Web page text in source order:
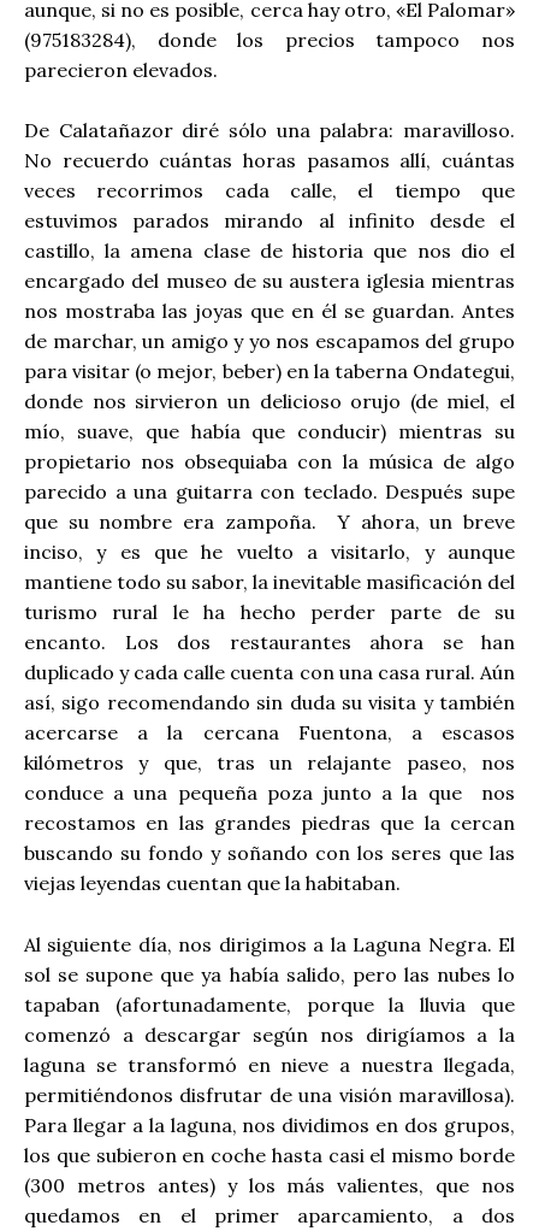
aunque, si no es posible, cerca hay otro, «El Palomar»
(975183284), donde los precios tampoco nos
parecieron elevados.
De Calatañazor diré sólo una palabra: maravilloso.
No recuerdo cuántas horas pasamos allí, cuántas
veces recorrimos cada calle, el tiempo que
estuvimos parados mirando al infinito desde el
castillo, la amena clase de historia que nos dio el
encargado del museo de su austera iglesia mientras
nos mostraba las joyas que en él se guardan. Antes
de marchar, un amigo y yo nos escapamos del grupo
para visitar (o mejor, beber) en la taberna Ondategui,
donde nos sirvieron un delicioso orujo (de miel, el
mío, suave, que había que conducir) mientras su
propietario nos obsequiaba con la música de algo
parecido a una guitarra con teclado. Después supe
que su nombre era zampoña. Y ahora, un breve
inciso, y es que he vuelto a visitarlo, y aunque
mantiene todo su sabor, la inevitable masificación del
turismo rural le ha hecho perder parte de su
encanto. Los dos restaurantes ahora se han
duplicado y cada calle cuenta con una casa rural. Aún
así, sigo recomendando sin duda su visita y también
acercarse a la cercana Fuentona, a escasos
kilómetros y que, tras un relajante paseo, nos
conduce a una pequeña poza junto a la que nos
recostamos en las grandes piedras que la cercan
buscando su fondo y soñando con los seres que las
viejas leyendas cuentan que la habitaban.
Al siguiente día, nos dirigimos a la Laguna Negra. El
sol se supone que ya había salido, pero las nubes lo
tapaban (afortunadamente, porque la lluvia que
comenzó a descargar según nos dirigíamos a la
laguna se transformó en nieve a nuestra llegada,
permitiéndonos disfrutar de una visión maravillosa).
Para llegar a la laguna, nos dividimos en dos grupos,
los que subieron en coche hasta casi el mismo borde
(300 metros antes) y los más valientes, que nos
quedamos en el primer aparcamiento, a dos